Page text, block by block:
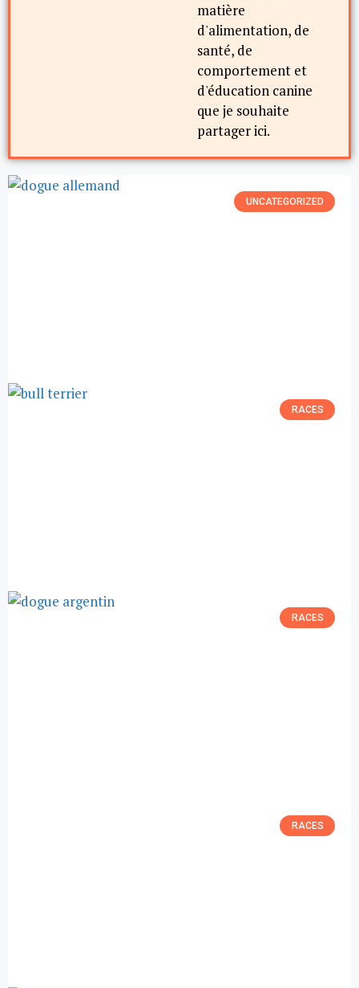
matière
d'alimentation, de
santé, de
comportement et
d'éducation canine
que je souhaite
partager ici.
UNCATEGORIZED
RACES
RACES
RACES